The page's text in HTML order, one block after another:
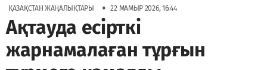
ҚАЗАҚСТАН ЖАҢАЛЫҚТАРЫ • 22 МАМЫР 2026, 16:44
Ақтауда есірткі
жарнамалаған тұрғын